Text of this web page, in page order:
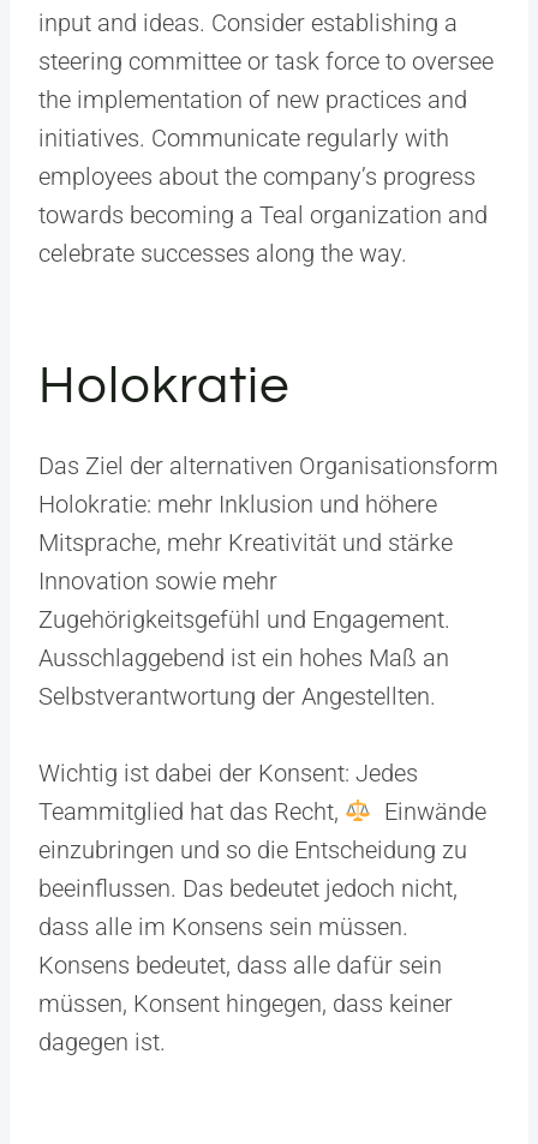
input and ideas. Consider establishing a
steering committee or task force to oversee
the implementation of new practices and
initiatives. Communicate regularly with
employees about the company’s progress
towards becoming a Teal organization and
celebrate successes along the way.
Holokratie
Das Ziel der alternativen Organisationsform
Holokratie: mehr Inklusion und höhere
Mitsprache, mehr ­Kreativität und stärke
Innovation sowie mehr
Zugehörigkeitsgefühl und Engagement.
Ausschlaggebend ist ein hohes Maß an
Selbstverantwortung der Angestellten.
Wichtig ist dabei der Konsent: Jedes
Teammitglied hat das Recht, ‍
Einwände
einzubringen und so die Entscheidung zu
beeinflussen. Das bedeutet jedoch nicht,
dass alle im Konsens sein müssen.
Konsens bedeutet, dass alle dafür sein
müssen, Konsent hingegen, dass keiner
dagegen ist.